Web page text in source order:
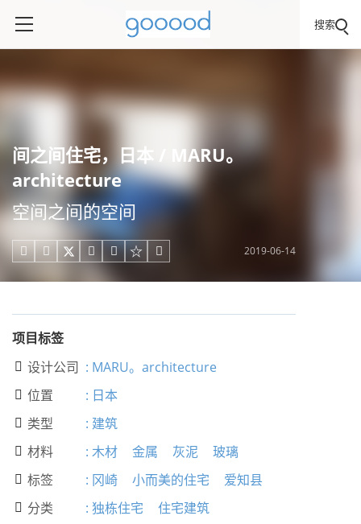
搜索
间之间住宅，日本 / MARU。
architecture
空间之间的空间
     2019-06-14
项目标签
 设计公司 : MARU。architecture
 位置 : 日本
 类型 : 建筑
 材料 : 木材 金属 灰泥 玻璃
 标签 : 冈崎 小而美的住宅 爱知县
 分类 : 独栋住宅 住宅建筑